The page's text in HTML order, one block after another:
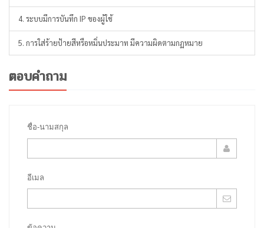
4. ระบบมีการบันทึก IP ของผู้ใช้
5. การใส่ร้ายป้ายสีหรือหมิ่นประมาท มีความผิดตามกฏหมาย
ตอบคำถาม
ชื่อ-นามสกุล
อีเมล